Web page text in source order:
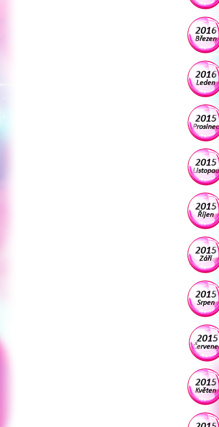
2016
Březen
2016
Leden
2015
Prosinec
2015
Listopad
2015
Říjen
2015
Září
2015
Srpen
2015
2015
Květen